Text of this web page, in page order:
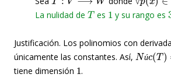
La nulidad de
T
es
1
y su rango es
Justificación. Los polinomios con
únicamente las constantes. Así,
Núc(T)=
tiene dimensión
1
.